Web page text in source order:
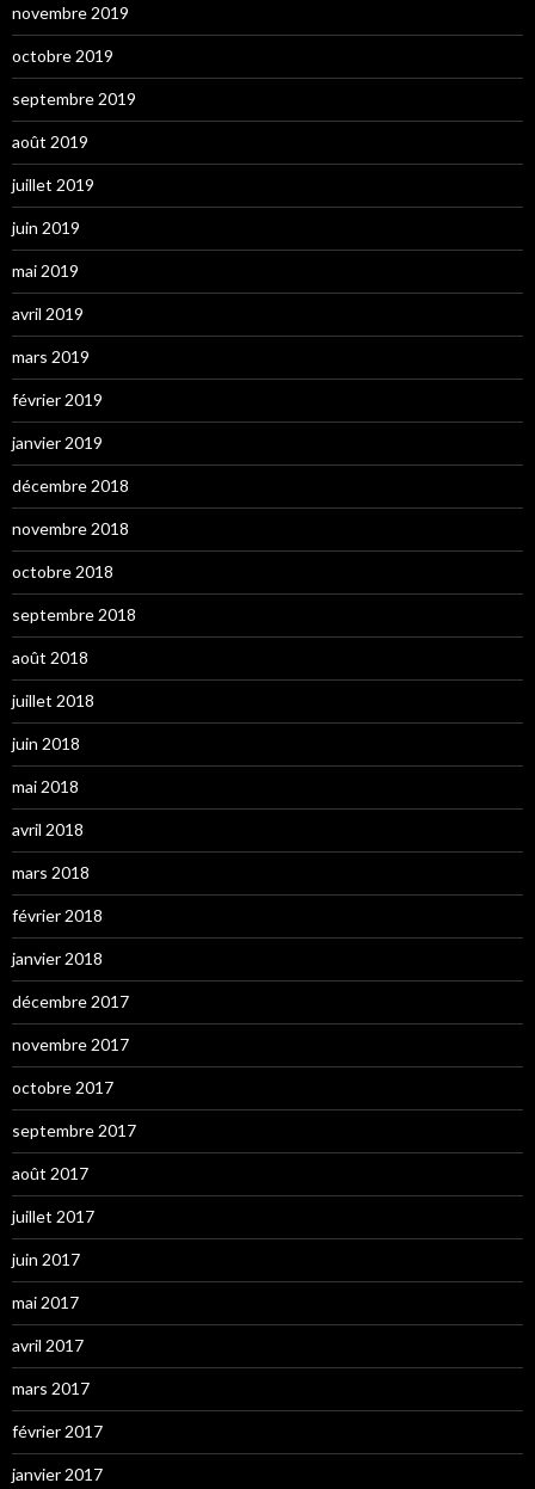
novembre 2019
octobre 2019
septembre 2019
août 2019
juillet 2019
juin 2019
mai 2019
avril 2019
mars 2019
février 2019
janvier 2019
décembre 2018
novembre 2018
octobre 2018
septembre 2018
août 2018
juillet 2018
juin 2018
mai 2018
avril 2018
mars 2018
février 2018
janvier 2018
décembre 2017
novembre 2017
octobre 2017
septembre 2017
août 2017
juillet 2017
juin 2017
mai 2017
avril 2017
mars 2017
février 2017
janvier 2017